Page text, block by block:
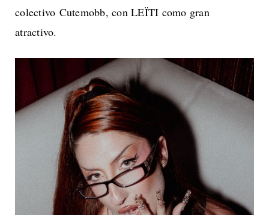
colectivo Cutemobb, con LEÏTI como gran
atractivo.